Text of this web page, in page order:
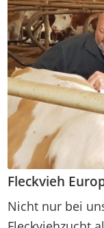
Fleckvieh
Nicht nur bei